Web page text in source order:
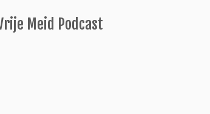
Meid Podcast